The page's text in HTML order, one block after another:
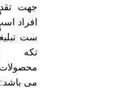
جهت
افراد
تکه
می باشد: